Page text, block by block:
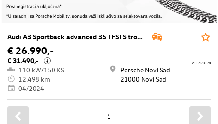
Audi A3 Sportback advanced 35 TFSI S tronic
€ 26.990,-
€ 31.490,- i
110 kW/150 KS
12.498 km
04/2024
Porsche Novi Sad
21000 Novi Sad
21170/3178
1